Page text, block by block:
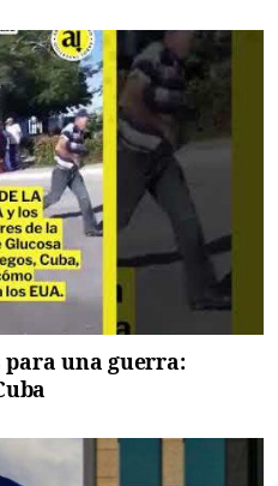
para una guerra: